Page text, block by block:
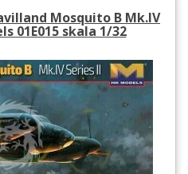
Mosquito B Mk.IV
01E015 skala 1/32